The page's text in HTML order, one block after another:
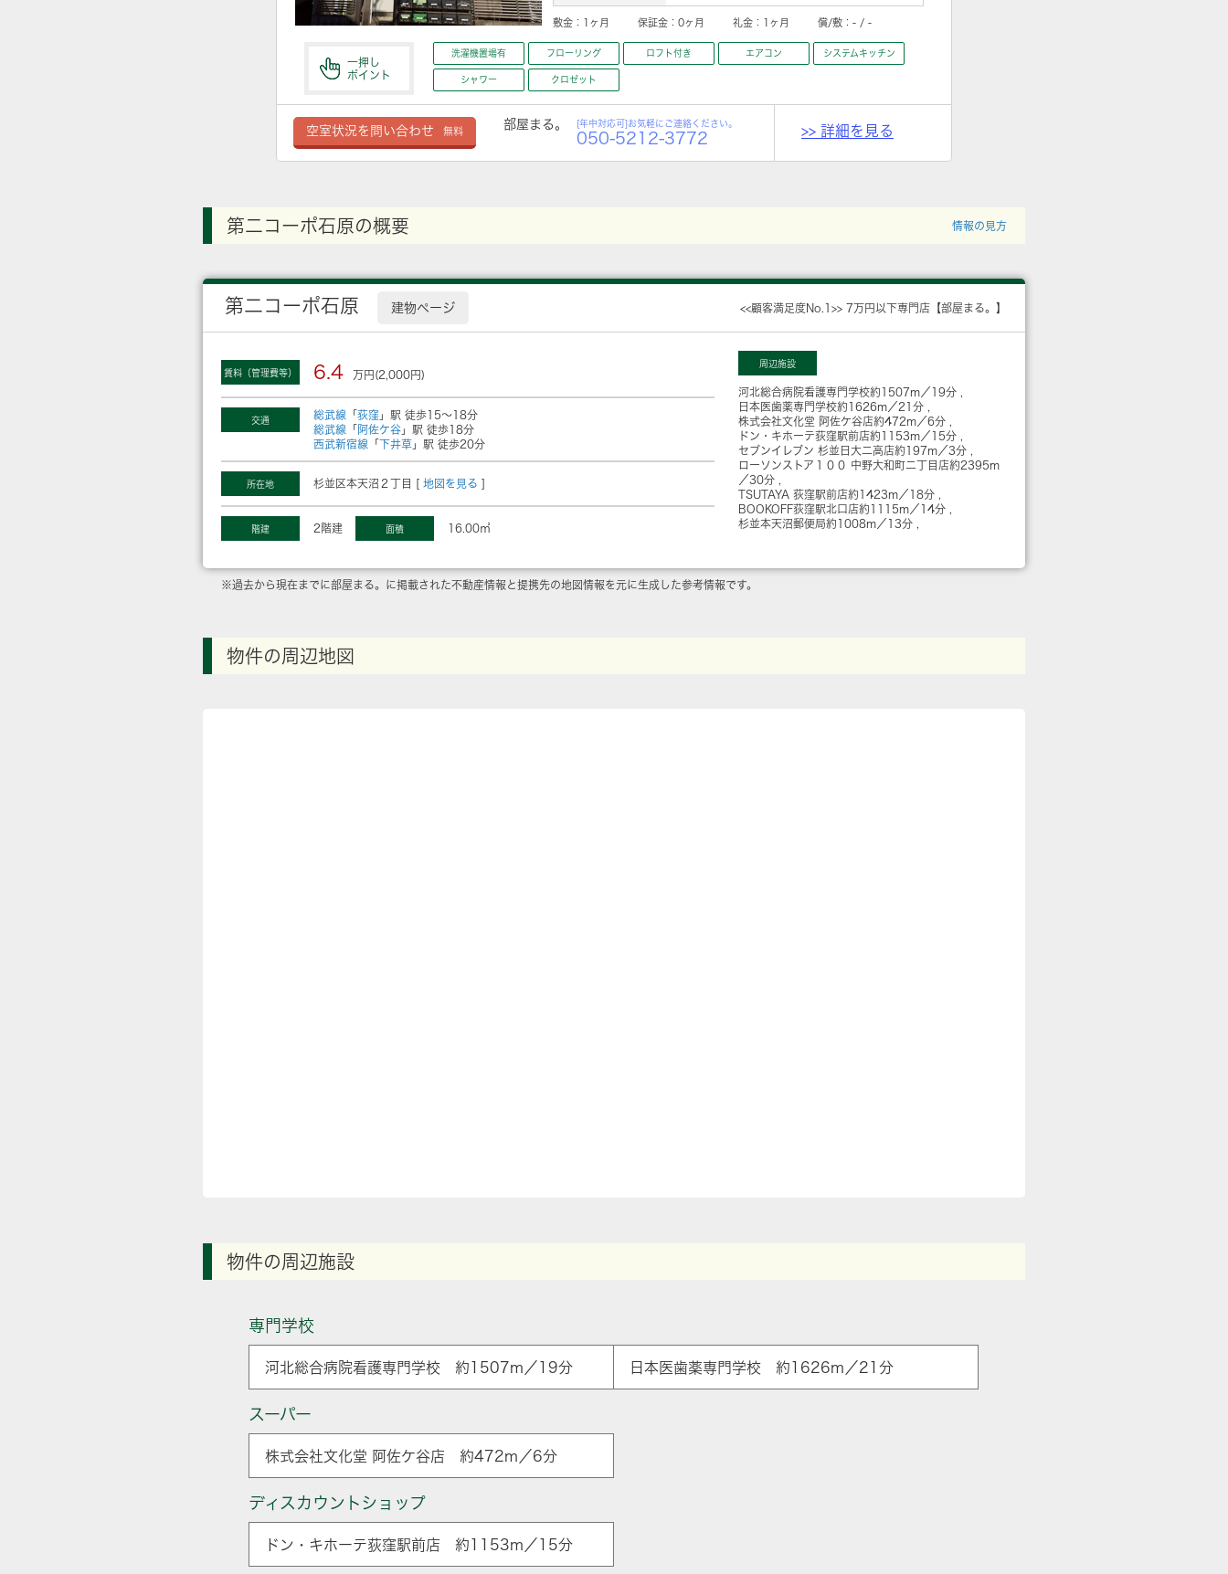
敷金： 1ヶ月 保証金： 0ヶ月 礼金： 1ヶ月 償/敷： - / -
一押し
ポイント
洗濯機置場有 フローリング ロフト付き エアコン システムキッチン
シャワー クロゼット
空室状況を問い合わせ 無料
部屋まる。 [年中対応可]お気軽にご連絡ください。
050-5212-3772 >> 詳細を見る
第二コーポ石原の概要 情報の見方
第二コーポ石原 建物ページ <<顧客満足度No.1>> 7万円以下専門店【部屋まる。】
賃料（管理費等） 6.4 万円(2,000円)
交通 総武線 「 荻窪 」駅 徒歩15～18分
総武線 「 阿佐ケ谷 」駅 徒歩18分
西武新宿線 「 下井草 」駅 徒歩20分
所在地 杉並区本天沼２丁目 [ 地図を見る ]
階建 2階建 面積 16.00㎡
周辺施設
河北総合病院看護専門学校約1507m／19分
日本医歯薬専門学校約1626m／21分
株式会社文化堂 阿佐ケ谷店約472m／6分
ドン・キホーテ荻窪駅前店約1153m／15分
セブンイレブン 杉並日大二高店約197m／3分
ローソンストア１００ 中野大和町二丁目店約2395m
／30分
TSUTAYA 荻窪駅前店約1423m／18分
BOOKOFF荻窪駅北口店約1115m／14分
杉並本天沼郵便局約1008m／13分
※過去から現在までに部屋まる。に掲載された不動産情報と提携先の地図情報を元に生成した参考情報です。
物件の周辺地図
物件の周辺施設
専門学校
河北総合病院看護専門学校 約1507m／19分 日本医歯薬専門学校 約1626m／21分
スーパー
株式会社文化堂 阿佐ケ谷店 約472m／6分
ディスカウントショップ
ドン・キホーテ荻窪駅前店 約1153m／15分